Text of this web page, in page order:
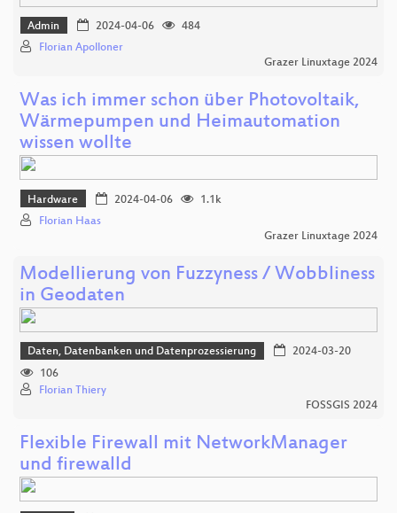
Admin 2024-04-06
484
Florian Apolloner
Grazer Linuxtage 2024
Was ich immer schon über Photovoltaik,
Wärmepumpen und Heimautomation
wissen wollte
Hardware 2024-04-06
1.1k
Florian Haas
Grazer Linuxtage 2024
Modellierung von Fuzzyness / Wobbliness
in Geodaten
Daten, Datenbanken und Datenprozessierung
2024-03-20
106
Florian Thiery
FOSSGIS 2024
Flexible Firewall mit NetworkManager
und firewalld